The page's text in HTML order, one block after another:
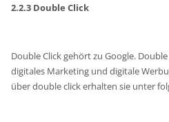
2.2.3 Double Click
Double Click gehört zu Google.
digitales Marketing und digitale
über double click erhalten sie unter